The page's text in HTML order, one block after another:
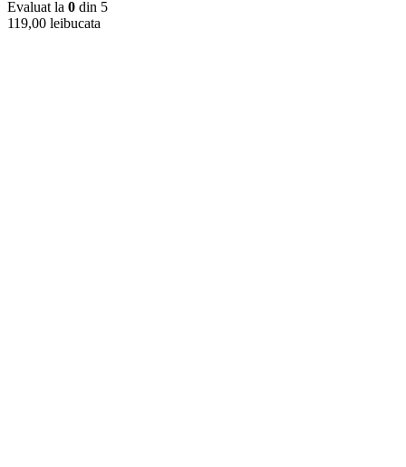
Evaluat la 0 din 5
119,00 leibucata